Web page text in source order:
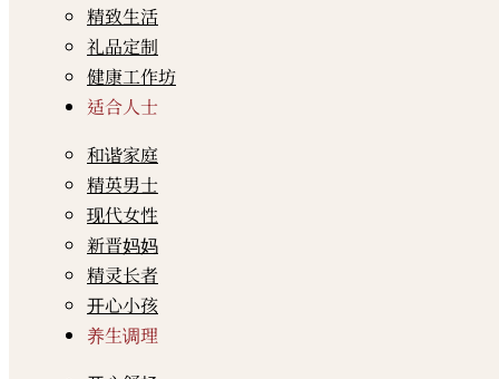
精致生活
礼品定制
健康工作坊
适合人士
和谐家庭
精英男士
现代女性
新晋妈妈
精灵长者
开心小孩
养生调理